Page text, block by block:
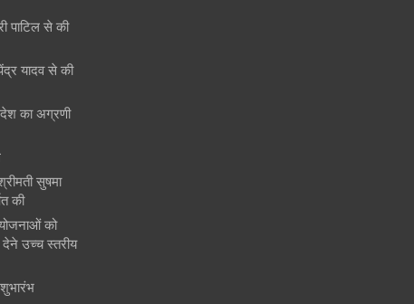
पाटिल से की
यादव से की
का अग्रणी
सुषमा
की
को
उच्च स्तरीय